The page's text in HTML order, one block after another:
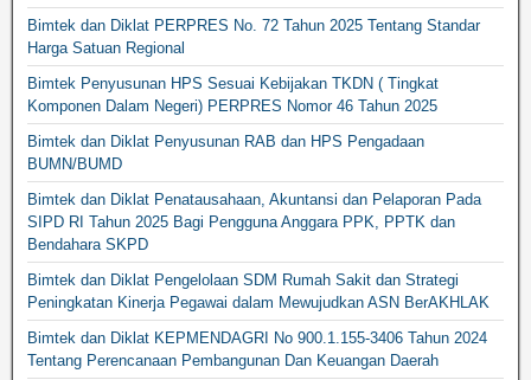
Bimtek dan Diklat PERPRES No. 72 Tahun 2025 Tentang Standar
Harga Satuan Regional
Bimtek Penyusunan HPS Sesuai Kebijakan TKDN ( Tingkat
Komponen Dalam Negeri) PERPRES Nomor 46 Tahun 2025
Bimtek dan Diklat Penyusunan RAB dan HPS Pengadaan
BUMN/BUMD
Bimtek dan Diklat Penatausahaan, Akuntansi dan Pelaporan Pada
SIPD RI Tahun 2025 Bagi Pengguna Anggara PPK, PPTK dan
Bendahara SKPD
Bimtek dan Diklat Pengelolaan SDM Rumah Sakit dan Strategi
Peningkatan Kinerja Pegawai dalam Mewujudkan ASN BerAKHLAK
Bimtek dan Diklat KEPMENDAGRI No 900.1.155-3406 Tahun 2024
Tentang Perencanaan Pembangunan Dan Keuangan Daerah